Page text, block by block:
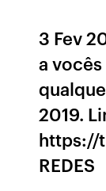
3 Fev
a
2019.
https://
REDES